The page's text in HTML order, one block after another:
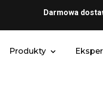
Darmowa
Produkty